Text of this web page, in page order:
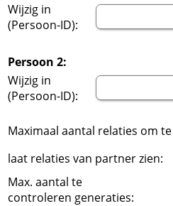
Wijzig in
(Persoon-ID):
Persoon 2:
Wijzig in
(Persoon-ID):
Maximaal aantal relaties om
laat relaties van partner zien:
Max. aantal te
controleren generaties: